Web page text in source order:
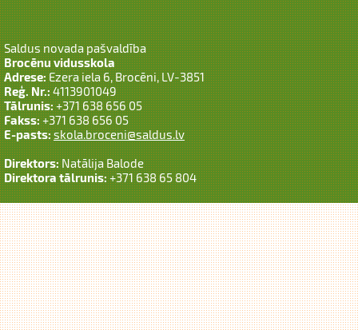
Saldus novada pašvaldība
Brocēnu vidusskola
Adrese:Ezera iela 6, Brocēni, LV-3851
Reģ. Nr.:4113901049
Tālrunis:+371 638 656 05
Fakss:+371 638 656 05
E-pasts:skola.broceni@saldus.lv
Direktors:Natālija Balode
Direktora tālrunis:+371 638 65 804